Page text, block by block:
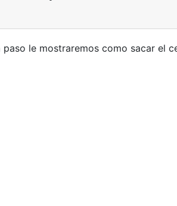
le mostraremos como sacar el